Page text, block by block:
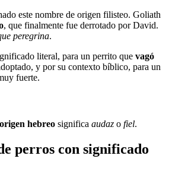
este nombre de origen filisteo. Goliath
, que finalmente fue derrotado por David.
peregrina.
literal, para un perrito que vagó
y por su contexto bíblico, para un
fuerte.
origen hebreo significa audaz o fiel.
perros con significado